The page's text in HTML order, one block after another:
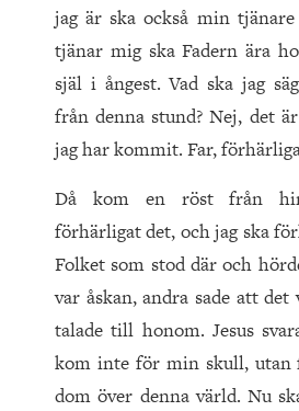
jag är ska också min
tjänar mig ska Fadern ära
själ i ångest. Vad ska jag
från denna stund? Nej, det
jag har kommit. Far,
Då kom en röst från
förhärligat det, och jag ska
Folket som stod där och
var åskan, andra sade att det
talade till honom. Jesus
kom inte för min skull, utan
dom över denna värld. Nu